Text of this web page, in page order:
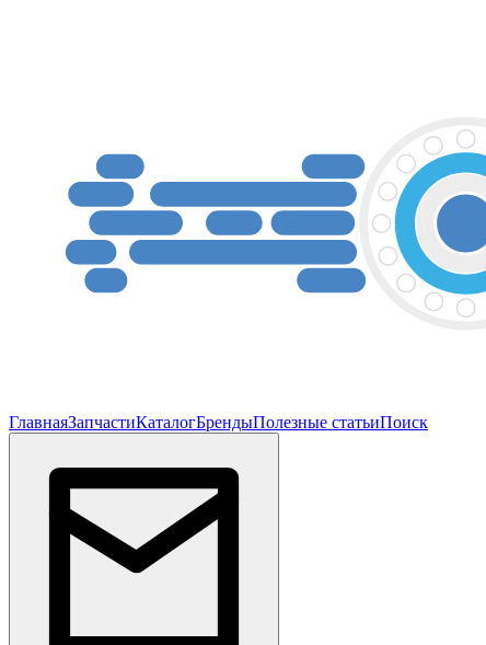
ГлавнаяЗапчастиКаталогБрендыПолезные статьиПоиск